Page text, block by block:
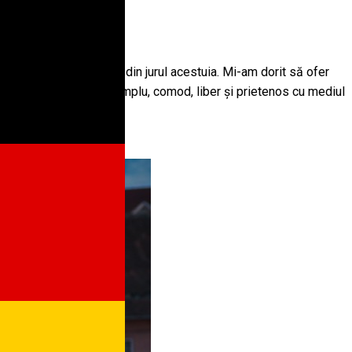
și locurile deosebite din jurul acestuia. Mi-am dorit să ofer
unui transport simplu, comod, liber și prietenos cu mediul